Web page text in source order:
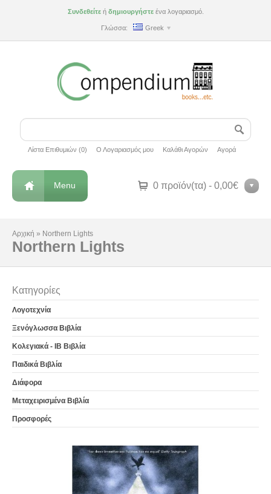
Συνδεθείτεή δημιουργήστεένα λογαριασμό.
Γλώσσα: Greek
Λίστα Επιθυμιών (0) Ο Λογαριασμός μου Καλάθι Αγορών Αγορά
0 προϊόν(τα) - 0,00€
Menu
Αρχική » Northern Lights
Northern Lights
Κατηγορίες
Λογοτεχνία
Ξενόγλωσσα Βιβλία
Κολεγιακά - IB Βιβλία
Παιδικά Βιβλία
Διάφορα
Μεταχειρισμένα Βιβλία
Προσφορές